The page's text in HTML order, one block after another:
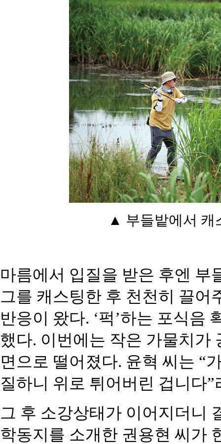
▲ 부들밭에서 캐
마름에서 입질을 받은 후엔 부
그를 캐스팅한 후 천천히 끌어
반응이 왔다. ‘퍽’하는 포식음
했다. 이번에는 작은 가물치가
면으로 떨어졌다. 윤혁 씨는 “
질하니 위로 튀어버린 겁니다
그 후 소강상태가 이어지더니
학동지를 소개한 권용현 씨가